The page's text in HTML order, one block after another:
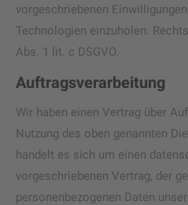
vorgeschriebenen
Technologien einzuholen.
Abs. 1 lit. c DSGVO.
Auftragsverarbeitung
Wir haben einen Vertrag über
Nutzung des oben genannten
handelt es sich um einen
vorgeschriebenen Vertrag, der
personenbezogenen Daten